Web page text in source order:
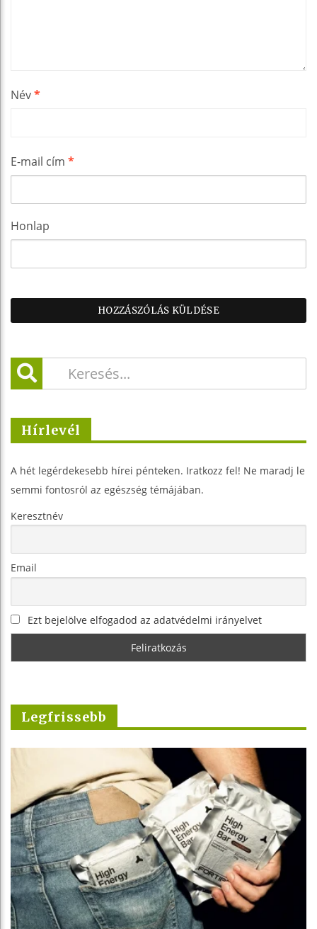
Név*
E-mail cím *
Honlap
Hírlevél
A hét legérdekesebb hírei pénteken. Iratkozz fel! Ne maradj le
semmi fontosról az egészség témájában.
Keresztnév
Email
Ezt bejelölve elfogadod az adatvédelmi irányelvet
Legfrissebb